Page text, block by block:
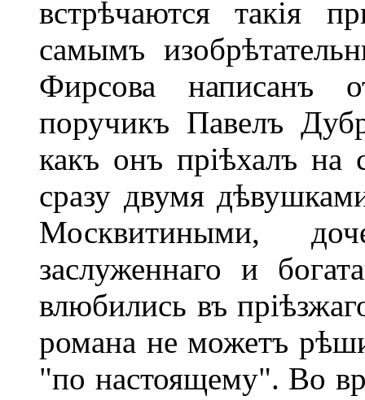
встрѣчаются такія
самымъ
Фирсова написанъ
поручикъ Павелъ
какъ онъ пріѣхалъ на
сразу двумя
Москвитиными,
заслуженнаго и
влюбились въ
романа не можетъ
"по настоящему". Во